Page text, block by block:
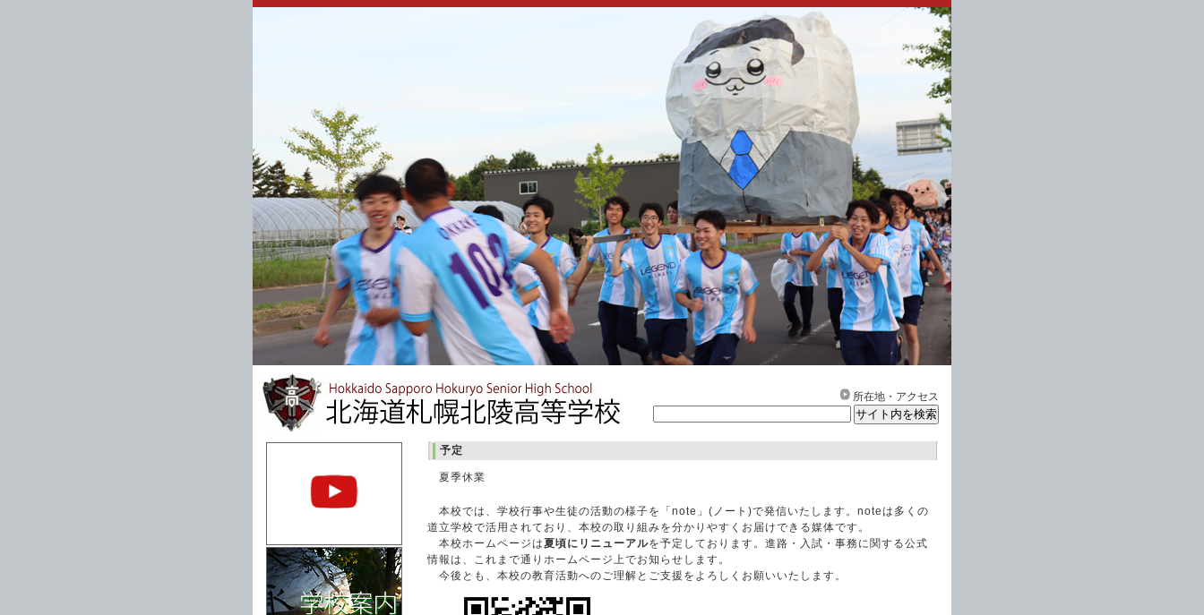
所在地・アクセス
予定
夏季休業
本校では、学校行事や生徒の活動の様子を「note」(ノート)で発信いたします。noteは多くの
道立学校で活用されており、本校の取り組みを分かりやすくお届けできる媒体です。
本校ホームページは夏頃にリニューアルを予定しております。進路・入試・事務に関する公式
情報は、これまで通りホームページ上でお知らせします。
今後とも、本校の教育活動へのご理解とご支援をよろしくお願いいたします。